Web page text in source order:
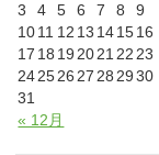
« 12月
3
4 5 6 7 8
9
1011 12 13 141516
17 18 19 2021 22 23
242526 27 28 29 30
31